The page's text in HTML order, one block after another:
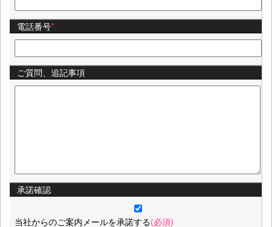
電話番号*
ご質問、追記事項
承諾確認
当社からのご案内メールを承諾する(必須)